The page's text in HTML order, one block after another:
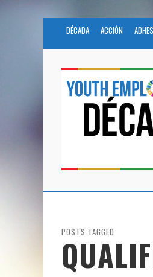
DÉCADA ACCIÓN
POSTS TAGGED